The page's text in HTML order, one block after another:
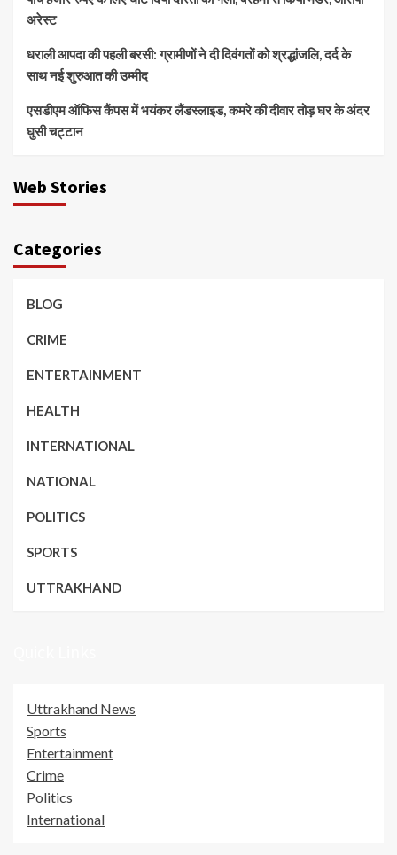
अरेस्ट
धराली आपदा की पहली बरसी: ग्रामीणों ने दी दिवंगतों को श्रद्धांजलि, दर्द के
साथ नई शुरुआत की उम्मीद
एसडीएम ऑफिस कैंपस में भयंकर लैंडस्लाइड, कमरे की दीवार तोड़ घर के अंदर
घुसी चट्टान
Web Stories
Categories
BLOG
CRIME
ENTERTAINMENT
HEALTH
INTERNATIONAL
NATIONAL
POLITICS
SPORTS
UTTRAKHAND
Uttrakhand News
Sports
Entertainment
Crime
Politics
International